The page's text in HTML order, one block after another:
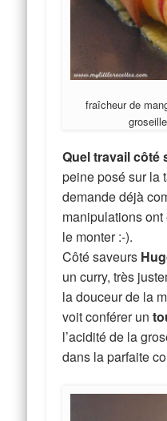
fraîcheur de
Quel travail côté
peine posé sur la
demande déjà
manipulations
le monter :-).
Côté saveurs
un curry, très
la douceur de la
voit conférer un
l’acidité de la
dans la parfaite